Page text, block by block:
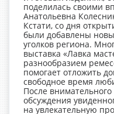
поделилась своими
Анатольевна
Кстати, со дня
были добавлены
уголков региона.
выставка «Лавка
разнообразием
помогает отложить
свободное время
После
обсуждения
на увлекательную